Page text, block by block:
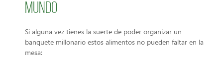
mundo
Si alguna vez tienes la suerte de poder organizar un
banquete millonario estos alimentos no pueden faltar en la
mesa: